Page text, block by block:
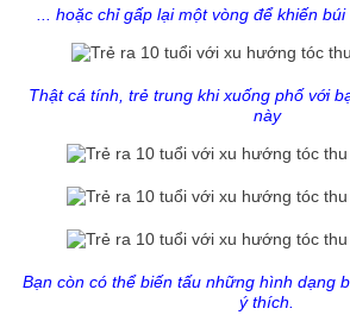
... hoặc chỉ gấp lại một vòng để khiến
Thật cá tính, trẻ trung khi xuống phố với
này
Bạn còn có thể biến tấu những hình dạng
ý thích.